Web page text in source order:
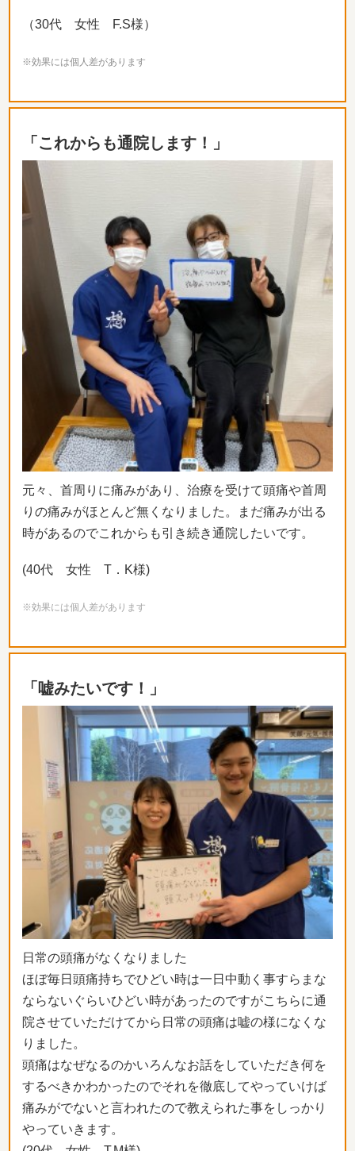
（30代 女性 F.S様）
※効果には個人差があります
「これからも通院します！」
元々、首周りに痛みがあり、治療を受けて頭痛や首周
りの痛みがほ とんど無くなりました。まだ痛みが出る
時があるのでこれからも引 き続き通院したいです。
(40代 女性 T．K様)
※効果には個人差があります
「嘘みたいです！」
日常の頭痛がなくなりました
ほぼ毎日頭痛持ちでひどい時は一日中動く事すらまな
ならないぐらいひどい時があったのですがこちらに通
院させていただけてから日 常の頭痛は嘘の様になくな
りました。
頭痛はなぜなるのかいろんなお話をしていただき何を
するべきかわかったのでそれを徹底してやっていけば
痛みがでないと言われたので教えられた事をしっかり
やっていきます。